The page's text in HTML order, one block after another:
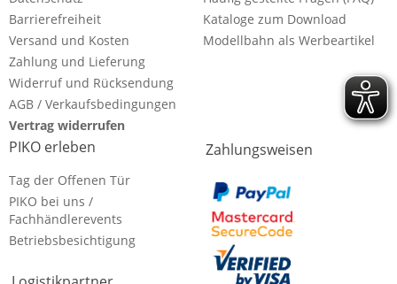
Barrierefreiheit
Versand und Kosten
Zahlung und Lieferung
Widerruf und Rücksendung
AGB / Verkaufsbedingungen
Vertrag widerrufen
Kataloge zum Download
Modellbahn als Werbeartikel
PIKO erleben
Tag der Offenen Tür
PIKO bei uns /
Fachhändlerevents
Betriebsbesichtigung
Zahlungsweisen